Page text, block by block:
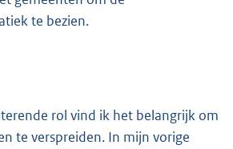
te bezien.
rol vind ik het belangrijk om
te verspreiden. In mijn vorige